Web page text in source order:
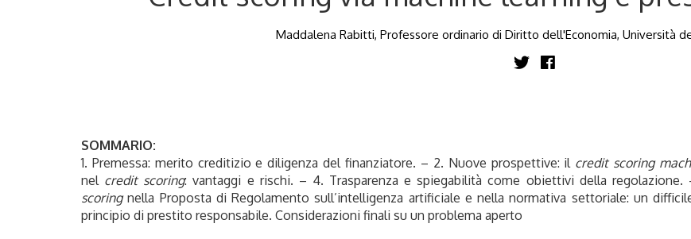
Maddalena Rabitti, Professore ordinario di Diritto dell'Economia, Università
SOMMARIO:
1. Premessa: merito creditizio e diligenza del finanziatore. – 2. Nuove prospettive: il credit scoring
nel credit scoring: vantaggi e rischi. – 4. Trasparenza e spiegabilità come obiettivi della
scoringnella Proposta di Regolamento sull’intelligenza artificiale e nella normativa settoriale: un
principio di prestito responsabile. Considerazioni finali su un problema aperto